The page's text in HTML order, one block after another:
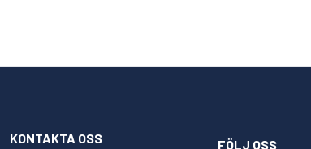
KONTAKTA OSS FÖLJ OSS